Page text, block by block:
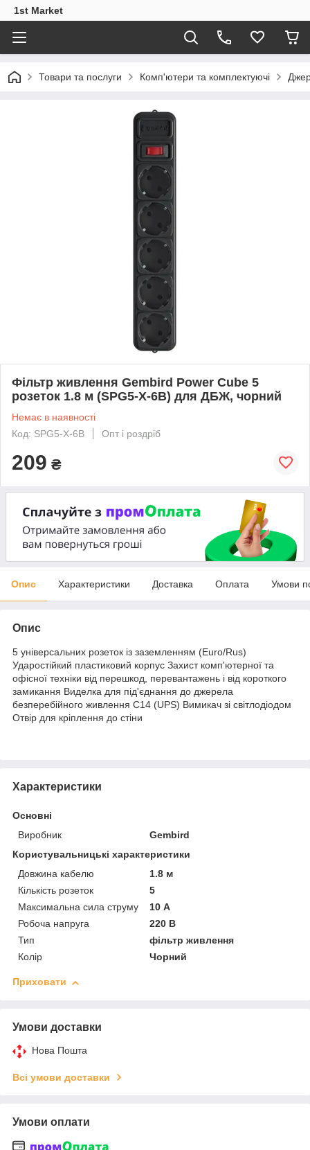
1st Market
Товари та послуги Комп'ютери та комплектуючі
Фільтр живлення Gembird Power Cube 5
розеток 1.8 м (SPG5-X-6B) для ДБЖ, чорний
Немає в наявності
Код: SPG5-X-6B
Опт і роздріб
209 ₴
Опис Характеристики Доставка Оплата Умови
Опис
5 універсальних розеток із заземленням (Euro/Rus)
Ударостійкий пластиковий корпус Захист комп'ютерної та
офісної техніки від перешкод, перевантажень і від короткого
замикання Виделка для під'єднання до джерела
безперебійного живлення C14 (UPS) Вимикач зі світлодіодом
Отвір для кріплення до стіни
Характеристики
Основні
Виробник
Gembird
Користувальницькі характеристики
Довжина кабелю
1.8 м
Кількість розеток
5
Максимальна сила струму
10 А
Робоча напруга
220 В
Тип
фільтр живлення
Колір
Чорний
Приховати
Умови доставки
Нова Пошта
Всі умови доставки
Умови оплати